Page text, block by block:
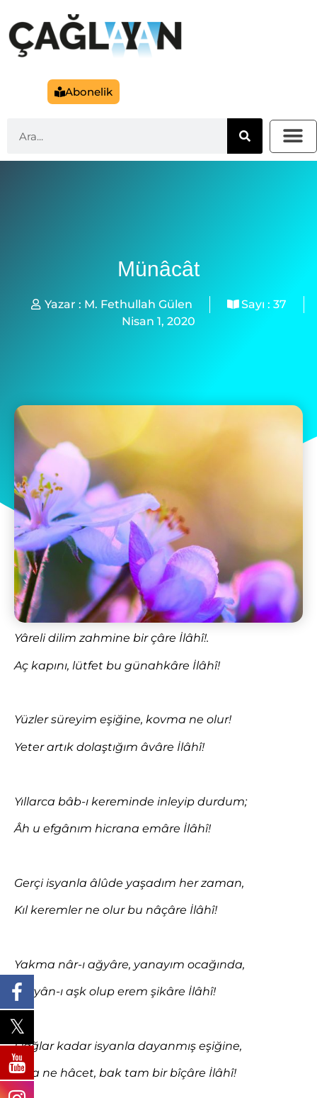
Abonelik
Münâcât
Yazar : M. Fethullah Gülen Sayı : 37
Nisan 1, 2020
Yâreli dilim zahmine bir çâre İlâhî!.
Aç kapını, lütfet bu günahkâre İlâhî!
Yüzler süreyim eşiğine, kovma ne olur!
Yeter artık dolaştığım âvâre İlâhî!
Yıllarca bâb-ı kereminde inleyip durdum;
Âh u efgânım hicrana emâre İlâhî!
Gerçi isyanla âlûde yaşadım her zaman,
Kıl keremler ne olur bu nâçâre İlâhî!
Yakma nâr-ı ağyâre, yanayım ocağında,
Püryân-ı aşk olup erem şikâre İlâhî!
Dağlar kadar isyanla dayanmış eşiğine,
Arza ne hâcet, bak tam bir bîçâre İlâhî!